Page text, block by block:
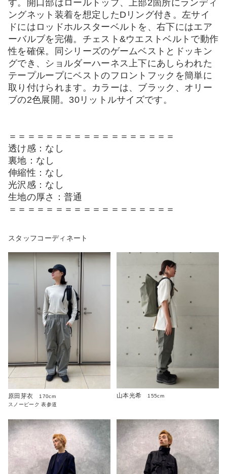
す。開口部はロールトップ、上部2箇所にランディ
ングネット装着を想定したDリング付き。左サイ
ドにはロッドホルスターベルトを、右下にはエア
ーバルブを完備。チェスト&ウエストベルトで動作
性を確保。同シリーズのゲームベストとドッキン
グでき、ショルダーハーネス上下にあしらわれた
テープループにベストのフロントフックを簡単に
取り付けられます。カラーは、ブラック、オリー
ブの2色展開。30リットルサイズです。
＝＝＝＝＝＝＝＝＝＝＝＝＝＝＝＝＝＝
透け感：なし
裏地：なし
伸縮性：なし
光沢感：なし
生地の厚さ：普通
＝＝＝＝＝＝＝＝＝＝＝＝＝＝＝＝＝＝
スタッフコーディネート
原田芽衣
170cm
スノーピーク 表参道
山本光希 155cm